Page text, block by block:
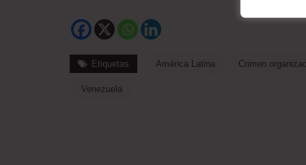
Etiquetas América Latina Crimen
Venezuela